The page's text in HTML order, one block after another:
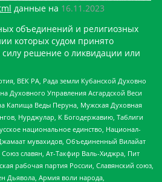
данные на 16.11.2023
объединений и религиозных
которых судом принято
решение о ликвидации или
ВЕК РА, Рада земли Кубанской Духовно
Духовного Управления Асгардской Веси
Капища Веды Перуна, Мужская Духовная
Нурджулар, К Богодержавию, Таблиги
национальное единство, Национал-
мувахидов, Объединенный Вилайат
славян, Ат-Такфир Валь-Хиджра, Пит
рабочая партия России, Славянский союз,
Дьявола, Армия воли народа,